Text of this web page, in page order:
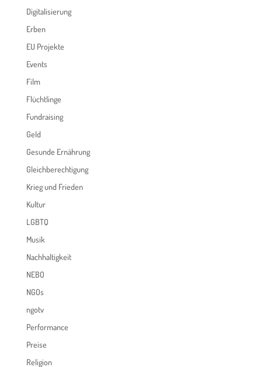
Digitalisierung
Erben
EU Projekte
Events
Film
Flüchtlinge
Fundraising
Geld
Gesunde Ernährung
Gleichberechtigung
Krieg und Frieden
Kultur
LGBTQ
Musik
Nachhaltigkeit
NEBO
NGOs
ngotv
Performance
Preise
Religion